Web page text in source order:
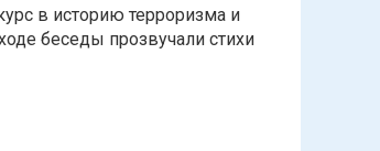
в историю терроризма и
беседы прозвучали стихи